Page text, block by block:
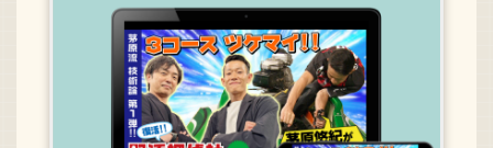
代表メッセージ
会社概要
会社沿革